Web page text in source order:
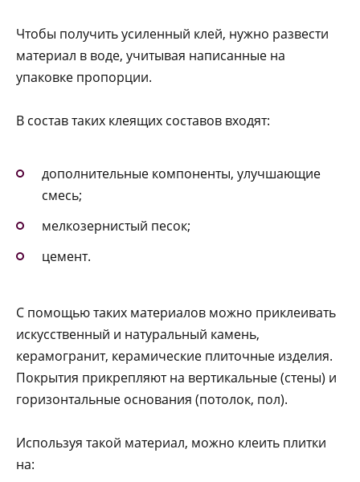
Чтобы получить усиленный клей, нужно развести
материал в воде, учитывая написанные на
упаковке пропорции.
В состав таких клеящих составов входят:
дополнительные компоненты, улучшающие
смесь;
мелкозернистый песок;
цемент.
С помощью таких материалов можно приклеивать
искусственный и натуральный камень,
керамогранит, керамические плиточные изделия.
Покрытия прикрепляют на вертикальные (стены) и
горизонтальные основания (потолок, пол).
Используя такой материал, можно клеить плитки
на: